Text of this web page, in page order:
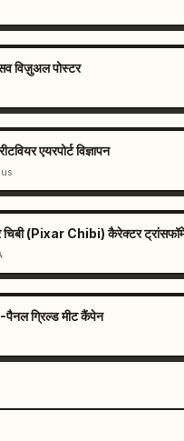
विज़ुअल पोस्टर
एयरपोर्ट विज्ञापन
चिबी (Pixar Chibi) कैरेक्टर
पैनल ग्रिल्ड मीट कैंपेन